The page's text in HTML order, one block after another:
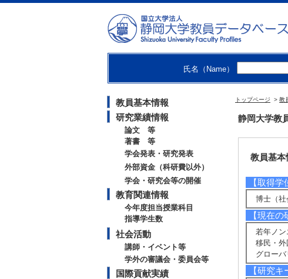
氏名（Name）
教員基本情報
研究業績情報
論文 等
著書 等
学会発表・研究発表
外部資金（科研費以外）
学会・研究会等の開催
教育関連情報
今年度担当授業科目
指導学生数
社会活動
講師・イベント等
学外の審議会・委員会等
国際貢献実績
トップページ > 教
静岡大学教
准教授
学術院情
大学院総
教員基本
【取得学
博士（
【現在の
若年ノ
移民・
グロー
【研究キ